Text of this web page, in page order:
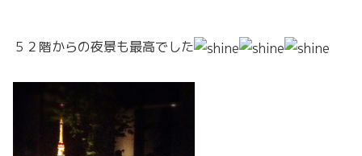
５２階からの夜景も最高でした